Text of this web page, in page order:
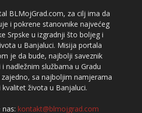
BLMojGrad.com, za cilj ima da
i pokrene stanovnike najvećeg
Srpske u izgradnji što boljeg i
u Banjaluci. Misija portala
je da bude, najbolji saveznik
nadležnim službama u Gradu
sa najboljim namjerama
života u Banjaluci.
kontakt@blmojgrad.com